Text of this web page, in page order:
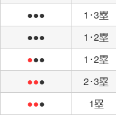
●●●
1･3塁
●●●
1･2塁
●●● 1･2塁
●●● 2･3塁
●●● 1塁